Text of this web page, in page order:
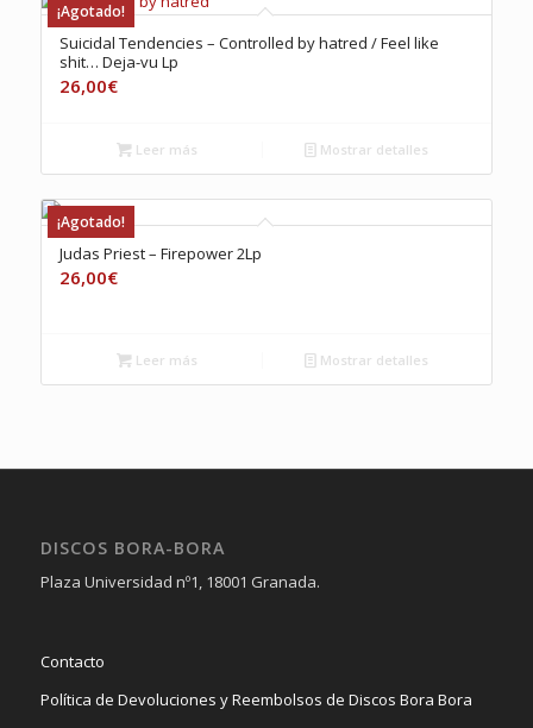
¡Agotado!
Suicidal Tendencies – Controlled by hatred / Feel like
shit… Deja-vu Lp
26,00€
Leer más Mostrar detalles
¡Agotado!
Judas Priest – Firepower 2Lp
26,00€
Leer más Mostrar detalles
DISCOS BORA-BORA
Plaza Universidad nº1, 18001 Granada.
Contacto
Política de Devoluciones y Reembolsos de Discos Bora Bora